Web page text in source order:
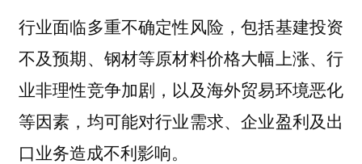
行业面临多重不确定性风险，包括基建投资
不及预期、钢材等原材料价格大幅上涨、行
业非理性竞争加剧，以及海外贸易环境恶化
等因素，均可能对行业需求、企业盈利及出
口业务造成不利影响。